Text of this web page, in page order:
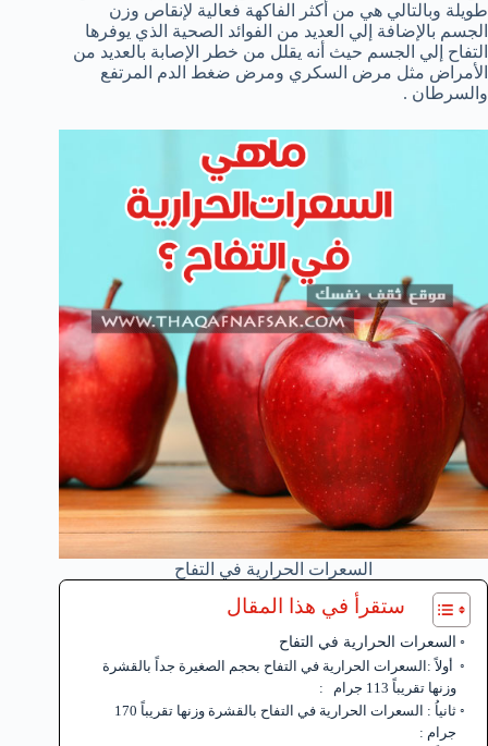
طويلة وبالتالي هي من أكثر الفاكهة فعالية لإنقاص وزن
الجسم بالإضافة إلي العديد من الفوائد الصحية الذي يوفرها
التفاح إلي الجسم حيث أنه يقلل من خطر الإصابة بالعديد من
الأمراض مثل مرض السكري ومرض ضغط الدم المرتفع
والسرطان .
السعرات الحرارية في التفاح
ستقرأ في هذا المقال
السعرات الحرارية في التفاح
أولاً :السعرات الحرارية في التفاح بحجم الصغيرة جداً بالقشرة
وزنها تقريباً 113 جرام :
ثانياُ : السعرات الحرارية في التفاح بالقشرة وزنها تقريباً 170
جرام :